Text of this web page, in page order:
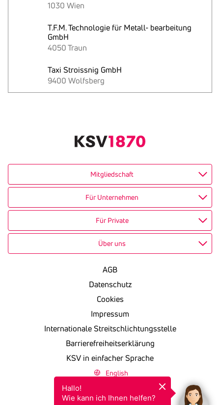
1030 Wien
T.F.M. Technologie für Metall- bearbeitung
GmbH
4050 Traun
Taxi Stroissnig GmbH
9400 Wolfsberg
Mitgliedschaft
Für Unternehmen
Für Private
Über uns
English
AGB
Datenschutz
Cookies
Impressum
Internationale Streitschlichtungsstelle
Barrierefreiheitserklärung
KSV in einfacher Sprache
Hallo!
Wie kann ich Ihnen helfen?